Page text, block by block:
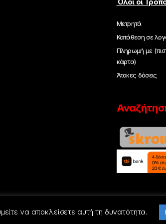
Όλοι οι
Μετρητά
Κατάθεση σε
Πληρωμή με
κάρτα)
Άτοκες δόσεις
να αποκλείσετε αυτή τη δυνατότητα.